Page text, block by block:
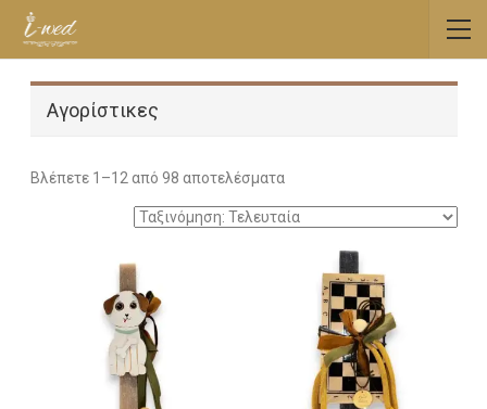
Αγορίστικες
Βλέπετε 1–12 από 98 αποτελέσματαSorted
latest